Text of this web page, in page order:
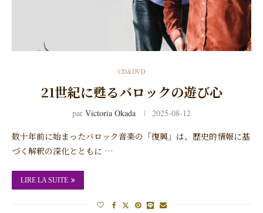
CD&DVD
21世紀に甦るバロックの遊び心
par Victoria Okada 2025-08-12
数十年前に始まったバロック音楽の「復興」は、歴史的情報に基
づく解釈の深化とともに …
LIRE LA SUITE